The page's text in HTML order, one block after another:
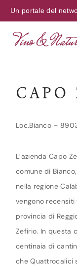
Un portale del
CAPO
Loc.Bianco –
L’azienda Capo
comune di
nella regione
vengono
provincia di
Zefirio. In questa
centinaia di
che Quattrocalici